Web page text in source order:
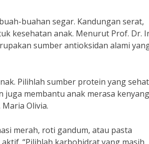
buahan segar. Kandungan serat,
kesehatan anak. Menurut Prof. Dr.
sumber antioksidan alami
Pilihlah sumber protein yang sehat
juga membantu anak merasa kenyang
Olivia.
merah, roti gandum, atau pasta